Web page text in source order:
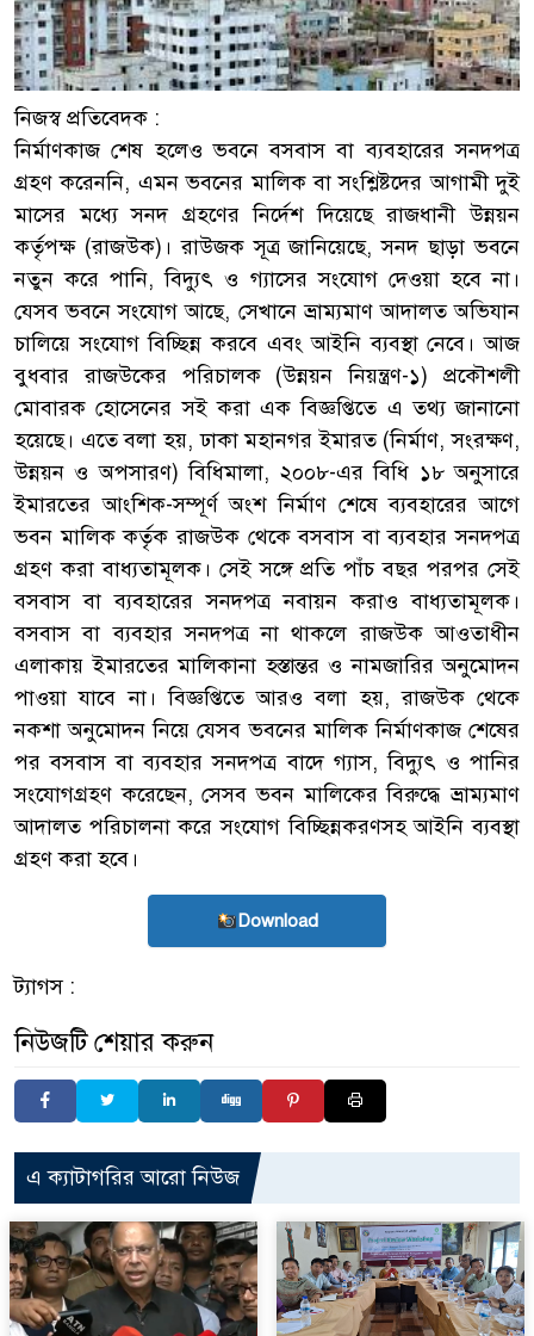
নিজস্ব প্রতিবেদক :
নির্মাণকাজ শেষ হলেও ভবনে বসবাস বা ব্যবহারের সনদপত্র
গ্রহণ করেননি, এমন ভবনের মালিক বা সংশ্লিষ্টদের আগামী দুই
মাসের মধ্যে সনদ গ্রহণের নির্দেশ দিয়েছে রাজধানী উন্নয়ন
কর্তৃপক্ষ (রাজউক)। রাউজক সূত্র জানিয়েছে, সনদ ছাড়া ভবনে
নতুন করে পানি, বিদ্যুৎ ও গ্যাসের সংযোগ দেওয়া হবে না।
যেসব ভবনে সংযোগ আছে, সেখানে ভ্রাম্যমাণ আদালত অভিযান
চালিয়ে সংযোগ বিচ্ছিন্ন করবে এবং আইনি ব্যবস্থা নেবে। আজ
বুধবার রাজউকের পরিচালক (উন্নয়ন নিয়ন্ত্রণ-১) প্রকৌশলী
মোবারক হোসেনের সই করা এক বিজ্ঞপ্তিতে এ তথ্য জানানো
হয়েছে। এতে বলা হয়, ঢাকা মহানগর ইমারত (নির্মাণ, সংরক্ষণ,
উন্নয়ন ও অপসারণ) বিধিমালা, ২০০৮-এর বিধি ১৮ অনুসারে
ইমারতের আংশিক-সম্পূর্ণ অংশ নির্মাণ শেষে ব্যবহারের আগে
ভবন মালিক কর্তৃক রাজউক থেকে বসবাস বা ব্যবহার সনদপত্র
গ্রহণ করা বাধ্যতামূলক। সেই সঙ্গে প্রতি পাঁচ বছর পরপর সেই
বসবাস বা ব্যবহারের সনদপত্র নবায়ন করাও বাধ্যতামূলক।
বসবাস বা ব্যবহার সনদপত্র না থাকলে রাজউক আওতাধীন
এলাকায় ইমারতের মালিকানা হস্তান্তর ও নামজারির অনুমোদন
পাওয়া যাবে না। বিজ্ঞপ্তিতে আরও বলা হয়, রাজউক থেকে
নকশা অনুমোদন নিয়ে যেসব ভবনের মালিক নির্মাণকাজ শেষের
পর বসবাস বা ব্যবহার সনদপত্র বাদে গ্যাস, বিদ্যুৎ ও পানির
সংযোগগ্রহণ করেছেন, সেসব ভবন মালিকের বিরুদ্ধে ভ্রাম্যমাণ
আদালত পরিচালনা করে সংযোগ বিচ্ছিন্নকরণসহ আইনি ব্যবস্থা
গ্রহণ করা হবে।
Download
ট্যাগস :
নিউজটি শেয়ার করুন
এ ক্যাটাগরির আরো নিউজ